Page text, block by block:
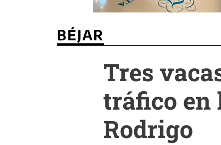
BÉJAR
Tres
tráfico en
Rodrigo